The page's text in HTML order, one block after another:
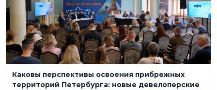
Каковы перспективы освоения прибрежных
территорий Петербурга: новые девелоперские